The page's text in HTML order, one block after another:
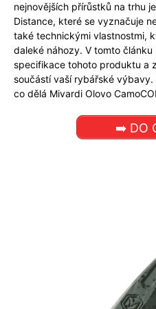
nejnovějších přírůstků na trhu
Distance, které se vyznačuje
také technickými vlastnostmi,
daleké náhozy. V tomto
specifikace tohoto produktu a
součástí vaší rybářské
co dělá Mivardi Olovo
➡️ DO